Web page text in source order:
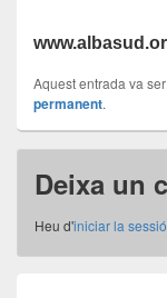
Aquest entrada va
permanent.
Deixa un
Heu d'iniciar la sessió